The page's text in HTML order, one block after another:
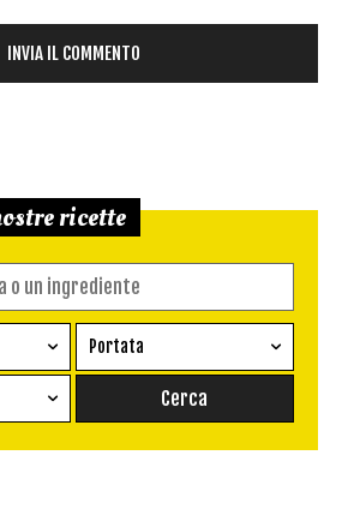
ricette
Portata
Conserva